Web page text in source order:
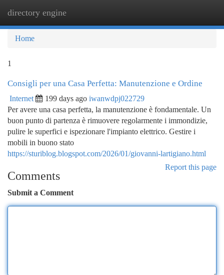
directory engine
Home
1
Consigli per una Casa Perfetta: Manutenzione e Ordine
Internet 199 days ago iwanwdpj022729
Per avere una casa perfetta, la manutenzione è fondamentale. Un
buon punto di partenza è rimuovere regolarmente i immondizie,
pulire le superfici e ispezionare l'impianto elettrico. Gestire i
mobili in buono stato
https://sturiblog.blogspot.com/2026/01/giovanni-lartigiano.html
Report this page
Comments
Submit a Comment